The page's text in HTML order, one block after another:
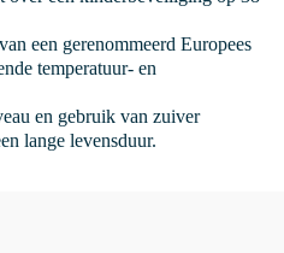
een gerenommeerd Europees
temperatuur- en
en gebruik van zuiver
lange levensduur.